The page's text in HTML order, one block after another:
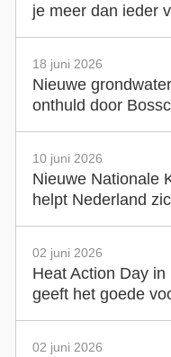
je meer dan ieder
18 juni 2026
Nieuwe
onthuld door
10 juni 2026
Nieuwe Nationale
helpt Nederland
02 juni 2026
Heat Action Day
geeft het goede
02 juni 2026